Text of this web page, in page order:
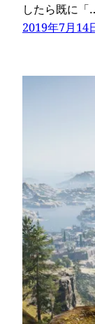
したら既に「
2019年7月14